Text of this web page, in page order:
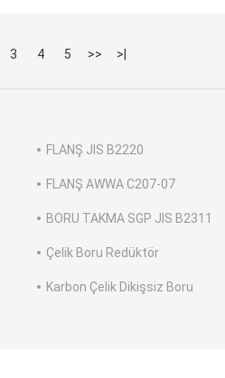
3 4 5 >> >|
FLANŞ JIS B2220
FLANŞ AWWA C207-07
BORU TAKMA SGP JIS B2311
Çelik Boru Redüktör
Karbon Çelik Dikişsiz Boru